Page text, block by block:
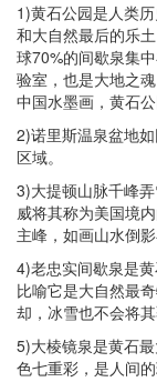
1)黄石公园是人类
和大自然最后的乐
球70%的间歇泉集
验室，也是大地之
中国水墨画，黄石公
2)诺里斯温泉盆地
区域。
3)大提顿山脉千峰
威将其称为美国境
主峰，如画山水倒
4)老忠实间歇泉是
比喻它是大自然最
却，冰雪也不会将其
5)大棱镜泉是黄石
色七重彩，是人间